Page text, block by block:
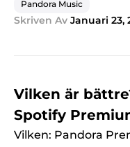
Pandora Music
Skriven Av Januari 23,
Vilken är
Spotify
Vilken: Pandora